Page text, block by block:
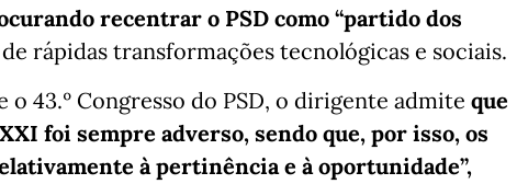
recentrar o PSD como “partido dos
rápidas transformações tecnológicas e sociais.
o 43.º Congresso do PSD, o dirigente admite que
foi sempre adverso, sendo que, por isso, os
à pertinência e à oportunidade”,